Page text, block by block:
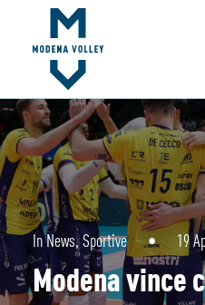
IL CLUB
NEWS
TICKETING
SUMMER CAMP
MV PARTNERS
PALAPANINI
GIOVANILI
ACADEMY
STORE
InNews,Sportive • 19
Modena vince